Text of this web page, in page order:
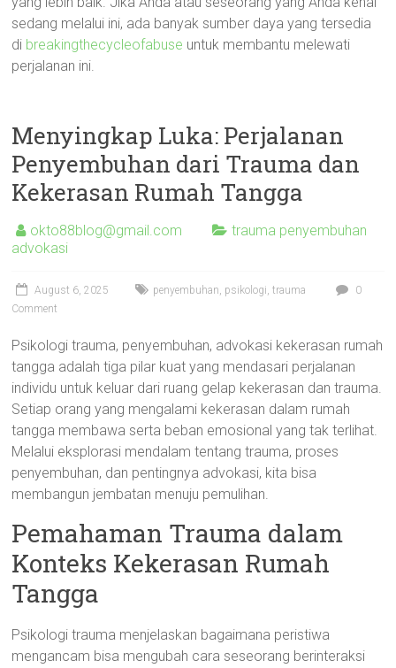
sedang melalui ini, ada banyak sumber daya yang tersedia
di breakingthecycleofabuse untuk membantu melewati
perjalanan ini.
Menyingkap Luka: Perjalanan
Penyembuhan dari Trauma dan
Kekerasan Rumah Tangga
okto88blog@gmail.com
trauma penyembuhan
advokasi
August 6, 2025 penyembuhan, psikologi,trauma
0
Comment
Psikologi trauma, penyembuhan, advokasi kekerasan rumah
tangga adalah tiga pilar kuat yang mendasari perjalanan
individu untuk keluar dari ruang gelap kekerasan dan trauma.
Setiap orang yang mengalami kekerasan dalam rumah
tangga membawa serta beban emosional yang tak terlihat.
Melalui eksplorasi mendalam tentang trauma, proses
penyembuhan, dan pentingnya advokasi, kita bisa
membangun jembatan menuju pemulihan.
Pemahaman Trauma dalam
Konteks Kekerasan Rumah
Tangga
Psikologi trauma menjelaskan bagaimana peristiwa
mengancam bisa mengubah cara seseorang berinteraksi